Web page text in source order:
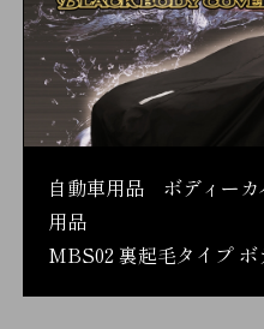
自動車用品 ボディー
用品
MBS02 裏起毛タイプ